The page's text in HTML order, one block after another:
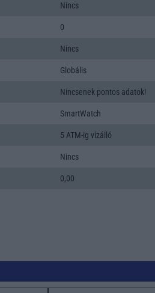
Nincs
0
Nincs
Globális
Nincsenek pontos adatok!
SmartWatch
5 ATM-ig vízálló
Nincs
0,00